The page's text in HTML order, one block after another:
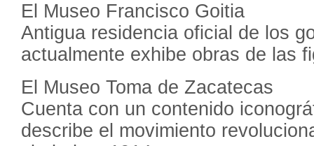
El Museo Francisco Goitia
Antigua residencia oficial de los
actualmente exhibe obras de las
El Museo Toma de Zacatecas
Cuenta con un contenido
describe el movimiento